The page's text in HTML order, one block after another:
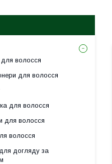
волосся
для волосся
для волосся
для волосся
волосся
догляду за